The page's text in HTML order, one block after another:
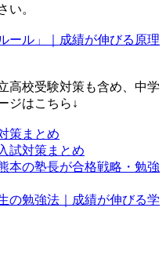
い。
ール」｜成績が伸びる原理
高校受験対策も含め、中学
ジはこちら↓
策まとめ
試対策まとめ
本の塾長が合格戦略・勉強
の勉強法｜成績が伸びる学